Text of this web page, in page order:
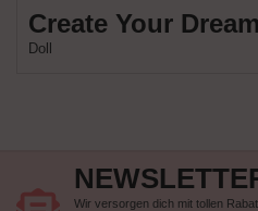
Create Your
Doll
Wir versorgen dich mit tollen